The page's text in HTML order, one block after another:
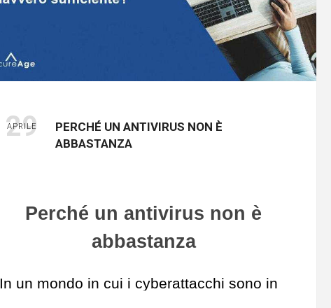
29
APRILE
PERCHÉ UN ANTIVIRUS NON È
ABBASTANZA
Perché un antivirus non è
abbastanza
In un mondo in cui i cyberattacchi sono in